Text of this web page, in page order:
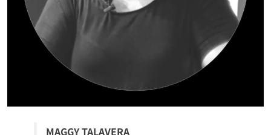
MAGGY TALAVERA